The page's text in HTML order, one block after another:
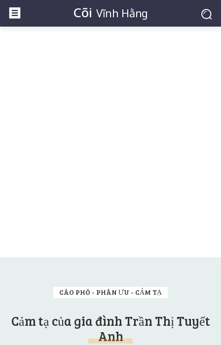
Cõi Vĩnh Hằng
CÁO PHÓ - PHÂN ƯU - CẢM TẠ
Cảm tạ của gia đình Trần Thị Tuyết
Anh